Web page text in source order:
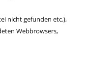
nicht gefunden etc.),
Webbrowsers,